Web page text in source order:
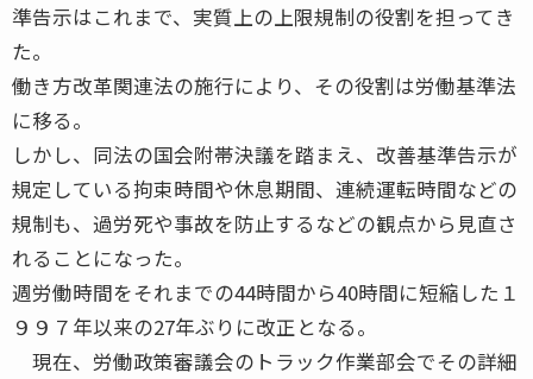
準告示はこれまで、実質上の上限規制の役割を担ってき
た。
働き方改革関連法の施行により、その役割は労働基準法
に移る。
しかし、同法の国会附帯決議を踏まえ、改善基準告示が
規定している拘束時間や休息期間、連続運転時間などの
規制も、過労死や事故を防止するなどの観点から見直さ
れることになった。
週労働時間をそれまでの44時間から40時間に短縮した１
９９７年以来の27年ぶりに改正となる。
現在、労働政策審議会のトラック作業部会でその詳細